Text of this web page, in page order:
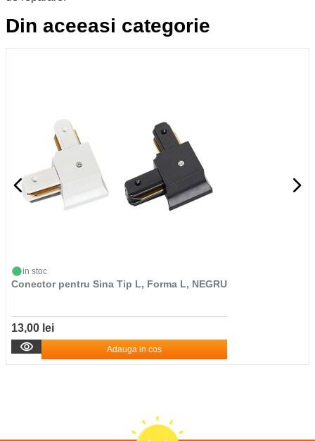
Din aceeasi categorie
in stoc
Conector pentru Sina Tip L, Forma L, NEGRU
13,00 lei
Adauga in cos